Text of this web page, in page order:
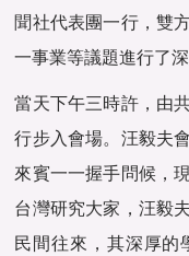
聞社代表團一行，雙
一事業等議題進行了
當天下午三時許，由
行步入會場。汪毅夫
來賓一一握手問候，
台灣研究大家，汪毅
民間往來，其深厚的